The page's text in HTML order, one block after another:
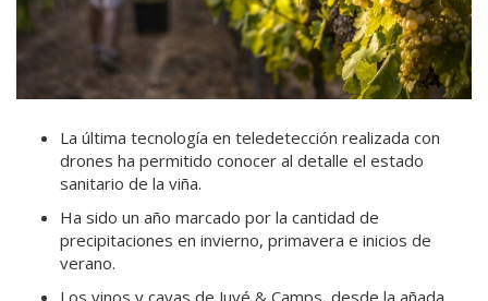
La última tecnología en teledetección realizada con
drones ha permitido conocer al detalle el estado
sanitario de la viña.
Ha sido un año marcado por la cantidad de
precipitaciones en invierno, primavera e inicios de
verano.
Los vinos y cavas de Juvé & Camps, desde la añada